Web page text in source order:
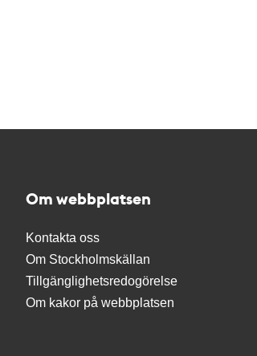
Om webbplatsen
Kontakta oss
Om Stockholmskällan
Tillgänglighetsredogörelse
Om kakor på webbplatsen